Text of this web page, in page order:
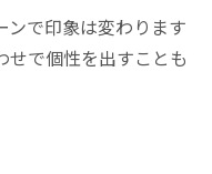
ンで印象は変わります
せで個性を出すことも